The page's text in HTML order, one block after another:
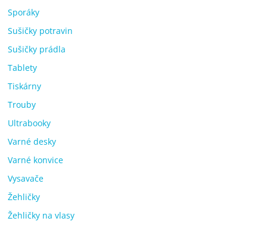
Sporáky
Sušičky potravin
Sušičky prádla
Tablety
Tiskárny
Trouby
Ultrabooky
Varné desky
Varné konvice
Vysavače
Žehličky
Žehličky na vlasy